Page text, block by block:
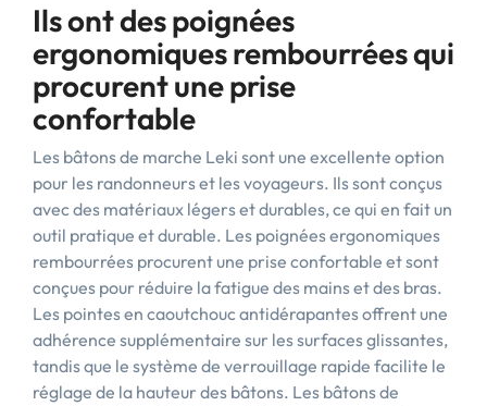
Ils ont des poignées
ergonomiques rembourrées qui
procurent une prise
confortable
Les bâtons de marche Leki sont une excellente option
pour les randonneurs et les voyageurs. Ils sont conçus
avec des matériaux légers et durables, ce qui en fait un
outil pratique et durable. Les poignées ergonomiques
rembourrées procurent une prise confortable et sont
conçues pour réduire la fatigue des mains et des bras.
Les pointes en caoutchouc antidérapantes offrent une
adhérence supplémentaire sur les surfaces glissantes,
tandis que le système de verrouillage rapide facilite le
réglage de la hauteur des bâtons. Les bâtons de